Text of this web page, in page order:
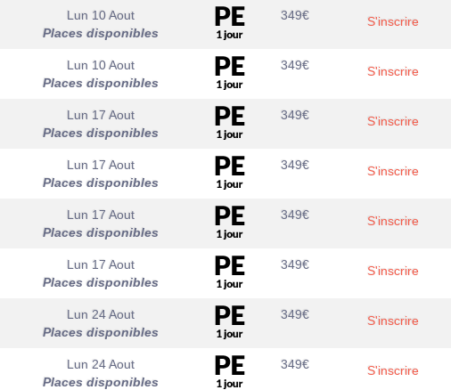
Lun 10 Aout
Places disponibles
349€ S'inscrire
Lun 10 Aout
Places disponibles
349€ S'inscrire
Lun 17 Aout
Places disponibles
349€ S'inscrire
Lun 17 Aout
Places disponibles
349€ S'inscrire
Lun 17 Aout
Places disponibles
349€ S'inscrire
Lun 17 Aout
Places disponibles
349€ S'inscrire
Lun 24 Aout
Places disponibles
349€ S'inscrire
Lun 24 Aout
Places disponibles
349€ S'inscrire